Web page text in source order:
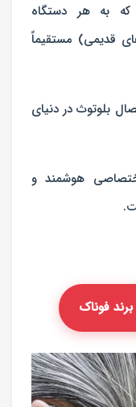
که به هر دستگاه
قدیمی) مستقیماً
بلوتوث در دنیای
هوشمند و
فوناک